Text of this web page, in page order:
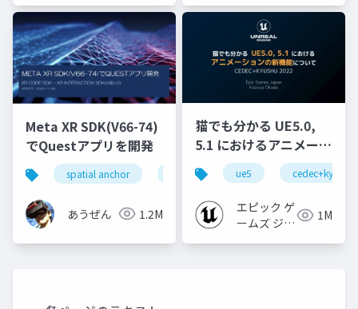
Meta XR SDK(V66-74)
でQuestアプリを開発
spatial anchor quest pro
あうぜん 1.2M
猫でも分かる UE5.0,
5.1 におけるアニメーシ
ョンの新機能について
【CEDEC+KYUSHU
2022】
ue5 cedec+kyushu
エピック ゲ
ームズ ジャ
1M